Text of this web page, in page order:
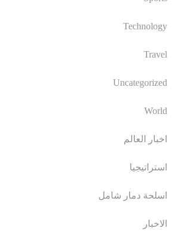
Technology
Travel
Uncategorized
World
اخبار العالم
استراتيجيا
اسلحة دمار شامل
الاخبار